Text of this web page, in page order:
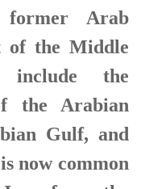
former Arab
of the Middle
include the
the Arabian
Gulf, and
now common